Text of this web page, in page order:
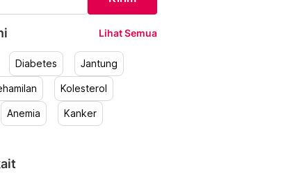
Lihat Semua
Diabetes Jantung
Kolesterol
Anemia Kanker